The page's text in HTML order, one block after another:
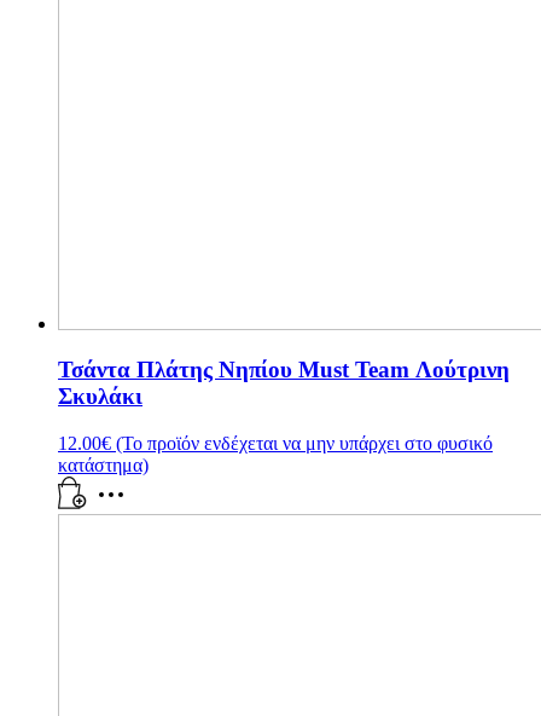
Τσάντα Πλάτης Νηπίου Must Team Λούτρινη
Σκυλάκι
12.00€ (Το προϊόν ενδέχεται να μην υπάρχει στο φυσικό
κατάστημα)